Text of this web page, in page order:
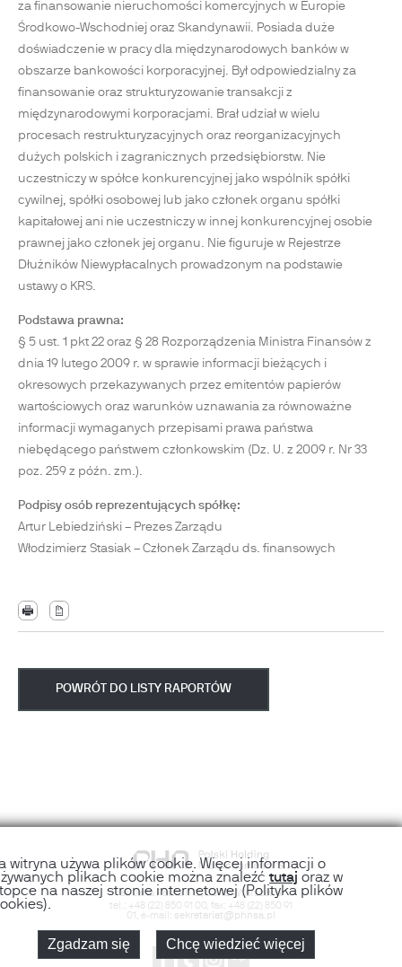
za finansowanie nieruchomości komercyjnych w Europie
Środkowo-Wschodniej oraz Skandynawii. Posiada duże
doświadczenie w pracy dla międzynarodowych banków w
obszarze bankowości korporacyjnej. Był odpowiedzialny za
finansowanie oraz strukturyzowanie transakcji z
międzynarodowymi korporacjami. Brał udział w wielu
procesach restrukturyzacyjnych oraz reorganizacyjnych
dużych polskich i zagranicznych przedsiębiorstw. Nie
uczestniczy w spółce konkurencyjnej jako wspólnik spółki
cywilnej, spółki osobowej lub jako członek organu spółki
kapitałowej ani nie uczestniczy w innej konkurencyjnej osobie
prawnej jako członek jej organu. Nie figuruje w Rejestrze
Dłużników Niewypłacalnych prowadzonym na podstawie
ustawy o KRS.
Podstawa prawna:
§ 5 ust. 1 pkt 22 oraz § 28 Rozporządzenia Ministra Finansów z
dnia 19 lutego 2009 r. w sprawie informacji bieżących i
okresowych przekazywanych przez emitentów papierów
wartościowych oraz warunków uznawania za równoważne
informacji wymaganych przepisami prawa państwa
niebędącego państwem członkowskim (Dz. U. z 2009 r. Nr 33
poz. 259 z późn. zm.).
Podpisy osób reprezentujących spółkę:
Artur Lebiedziński – Prezes Zarządu
Włodzimierz Stasiak – Członek Zarządu ds. finansowych
POWRÓT DO LISTY RAPORTÓW
al. Jana Pawła II 12,00-124 Warszawa
tel.: +48 (22) 850 91 00 , fax: +48 (22) 850 91
01 , e-mail: sekretariat@phnsa.pl
witryna używa plików cookie. Więcej informacji o
plikach cookie można znaleźćtutaj oraz w
na naszej stronie internetowej (Polityka plików
Zgadzam się Chcę wiedzieć więcej